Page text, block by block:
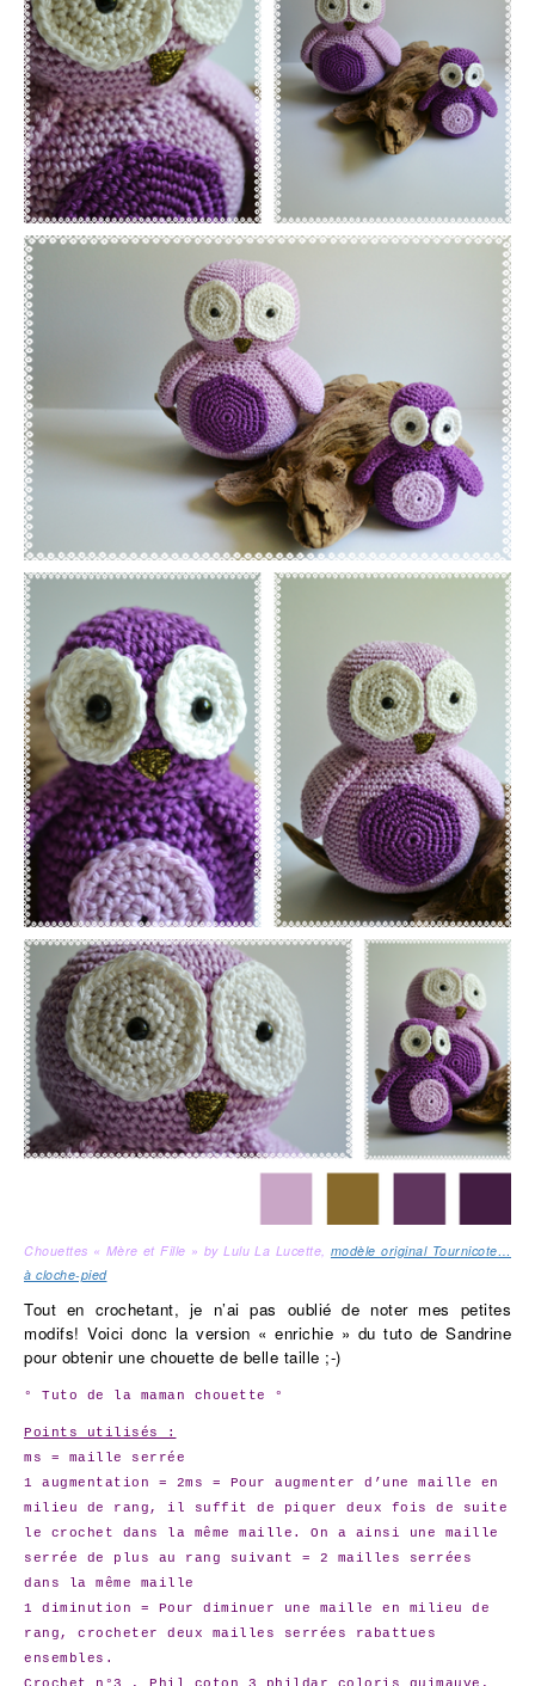
Chouettes « Mère et Fille » by Lulu La Lucette, modèle original Tournicote…
à cloche-pied
Tout en crochetant, je n’ai pas oublié de noter mes petites
modifs! Voici donc la version « enrichie » du tuto de Sandrine
pour obtenir une chouette de belle taille ;-)
° Tuto de la maman chouette °
Points utilisés :
ms = maille serrée
1 augmentation = 2ms = Pour augmenter d’une maille en
milieu de rang, il suffit de piquer deux fois de suite
le crochet dans la même maille. On a ainsi une maille
serrée de plus au rang suivant = 2 mailles serrées
dans la même maille
1 diminution = Pour diminuer une maille en milieu de
rang, crocheter deux mailles serrées rabattues
ensembles.